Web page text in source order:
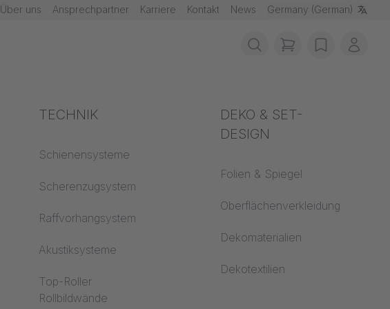
Über uns Ansprechpartner Karriere Kontakt News Germany (German)
Brandschutz
Baustoffklassen
Trevira CS
Akustik
TECHNIK
Schienensysteme
Scherenzugsystem
Raffvorhangsystem
Akustiksysteme
Top-Roller
Rollbildwände
DEKO & SET-
DESIGN
Folien & Spiegel
Oberflächenverkleidung
Dekomaterialien
Dekotextilien
items in cart,
wishlistMein